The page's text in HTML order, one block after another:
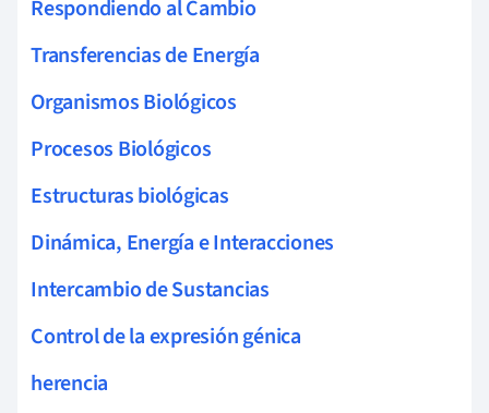
Respondiendo al Cambio
Transferencias de Energía
Organismos Biológicos
Procesos Biológicos
Estructuras biológicas
Dinámica, Energía e Interacciones
Intercambio de Sustancias
Control de la expresión génica
herencia